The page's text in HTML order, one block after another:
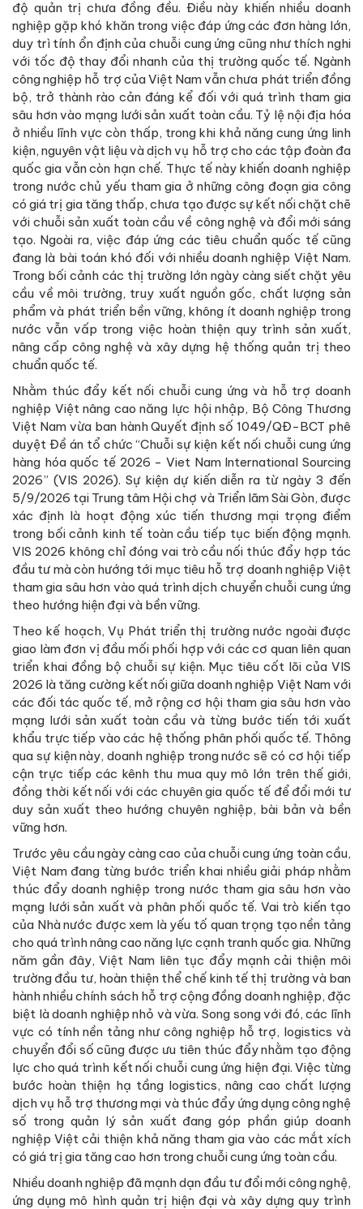
độ quản trị chưa đồng đều. Điều này khiến nhiều doanh
nghiệp gặp khó khăn trong việc đáp ứng các đơn hàng lớn,
duy trì tính ổn định của chuỗi cung ứng cũng như thích nghi
với tốc độ thay đổi nhanh của thị trường quốc tế. Ngành
công nghiệp hỗ trợ của Việt Nam vẫn chưa phát triển đồng
bộ, trở thành rào cản đáng kể đối với quá trình tham gia
sâu hơn vào mạng lưới sản xuất toàn cầu. Tỷ lệ nội địa hóa
ở nhiều lĩnh vực còn thấp, trong khi khả năng cung ứng linh
kiện, nguyên vật liệu và dịch vụ hỗ trợ cho các tập đoàn đa
quốc gia vẫn còn hạn chế. Thực tế này khiến doanh nghiệp
trong nước chủ yếu tham gia ở những công đoạn gia công
có giá trị gia tăng thấp, chưa tạo được sự kết nối chặt chẽ
với chuỗi sản xuất toàn cầu về công nghệ và đổi mới sáng
tạo. Ngoài ra, việc đáp ứng các tiêu chuẩn quốc tế cũng
đang là bài toán khó đối với nhiều doanh nghiệp Việt Nam.
Trong bối cảnh các thị trường lớn ngày càng siết chặt yêu
cầu về môi trường, truy xuất nguồn gốc, chất lượng sản
phẩm và phát triển bền vững, không ít doanh nghiệp trong
nước vẫn vấp trong việc hoàn thiện quy trình sản xuất,
nâng cấp công nghệ và xây dựng hệ thống quản trị theo
chuẩn quốc tế.
Nhằm thúc đẩy kết nối chuỗi cung ứng và hỗ trợ doanh
nghiệp Việt nâng cao năng lực hội nhập, Bộ Công Thương
Việt Nam vừa ban hành Quyết định số 1049/QĐ-BCT phê
duyệt Đề án tổ chức “Chuỗi sự kiện kết nối chuỗi cung ứng
hàng hóa quốc tế 2026 - Viet Nam International Sourcing
2026” (VIS 2026). Sự kiện dự kiến diễn ra từ ngày 3 đến
5/9/2026 tại Trung tâm Hội chợ và Triển lãm Sài Gòn, được
xác định là hoạt động xúc tiến thương mại trọng điểm
trong bối cảnh kinh tế toàn cầu tiếp tục biến động mạnh.
VIS 2026 không chỉ đóng vai trò cầu nối thúc đẩy hợp tác
đầu tư mà còn hướng tới mục tiêu hỗ trợ doanh nghiệp Việt
tham gia sâu hơn vào quá trình dịch chuyển chuỗi cung ứng
theo hướng hiện đại và bền vững.
Theo kế hoạch, Vụ Phát triển thị trường nước ngoài được
giao làm đơn vị đầu mối phối hợp với các cơ quan liên quan
triển khai đồng bộ chuỗi sự kiện. Mục tiêu cốt lõi của VIS
2026 là tăng cường kết nối giữa doanh nghiệp Việt Nam với
các đối tác quốc tế, mở rộng cơ hội tham gia sâu hơn vào
mạng lưới sản xuất toàn cầu và từng bước tiến tới xuất
khẩu trực tiếp vào các hệ thống phân phối quốc tế. Thông
qua sự kiện này, doanh nghiệp trong nước sẽ có cơ hội tiếp
cận trực tiếp các kênh thu mua quy mô lớn trên thế giới,
đồng thời kết nối với các chuyên gia quốc tế để đổi mới tư
duy sản xuất theo hướng chuyên nghiệp, bài bản và bền
vững hơn.
Trước yêu cầu ngày càng cao của chuỗi cung ứng toàn cầu,
Việt Nam đang từng bước triển khai nhiều giải pháp nhằm
thúc đẩy doanh nghiệp trong nước tham gia sâu hơn vào
mạng lưới sản xuất và phân phối quốc tế. Vai trò kiến tạo
của Nhà nước được xem là yếu tố quan trọng tạo nền tảng
cho quá trình nâng cao năng lực cạnh tranh quốc gia. Những
năm gần đây, Việt Nam liên tục đẩy mạnh cải thiện môi
trường đầu tư, hoàn thiện thể chế kinh tế thị trường và ban
hành nhiều chính sách hỗ trợ cộng đồng doanh nghiệp, đặc
biệt là doanh nghiệp nhỏ và vừa. Song song với đó, các lĩnh
vực có tính nền tảng như công nghiệp hỗ trợ, logistics và
chuyển đổi số cũng được ưu tiên thúc đẩy nhằm tạo động
lực cho quá trình kết nối chuỗi cung ứng hiện đại. Việc từng
bước hoàn thiện hạ tầng logistics, nâng cao chất lượng
dịch vụ hỗ trợ thương mại và thúc đẩy ứng dụng công nghệ
số trong quản lý sản xuất đang góp phần giúp doanh
nghiệp Việt cải thiện khả năng tham gia vào các mắt xích
có giá trị gia tăng cao hơn trong chuỗi cung ứng toàn cầu.
Nhiều doanh nghiệp đã mạnh dạn đầu tư đổi mới công nghệ,
ứng dụng mô hình quản trị hiện đại và xây dựng quy trình